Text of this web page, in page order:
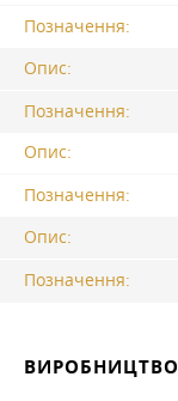
Позначення:
Опис:
Позначення:
Опис:
Позначення:
Опис:
Позначення:
ВИРОБНИЦТВО